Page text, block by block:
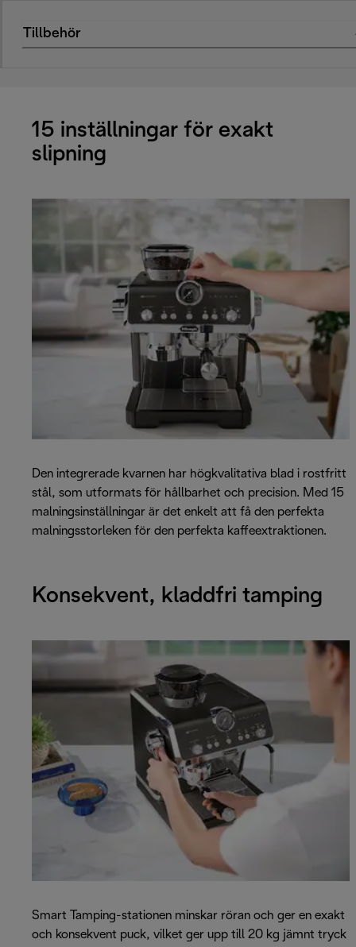
Tillbehör
15 inställningar för exakt
slipning
Den integrerade kvarnen har högkvalitativa blad i rostfritt
stål, som utformats för hållbarhet och precision. Med 15
malningsinställningar är det enkelt att få den perfekta
malningsstorleken för den perfekta kaffeextraktionen.
Konsekvent, kladdfri tamping
Smart Tamping-stationen minskar röran och ger en exakt
och konsekvent puck, vilket ger upp till 20 kg jämnt tryck